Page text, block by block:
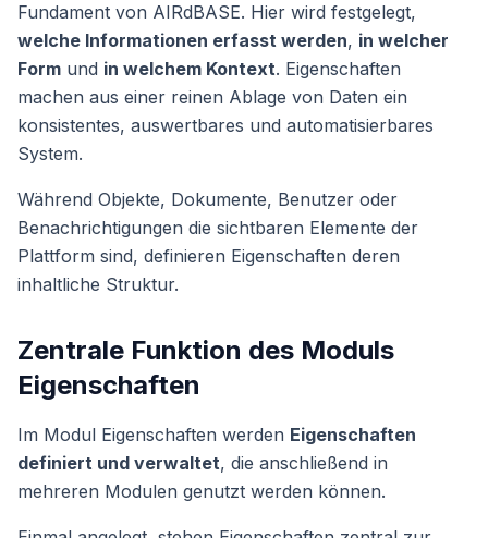
Fundament von AIRdBASE. Hier wird festgelegt,
welche Informationen erfasst werden, in welcher
Form und in welchem Kontext. Eigenschaften
machen aus einer reinen Ablage von Daten ein
konsistentes, auswertbares und automatisierbares
System.
Während Objekte, Dokumente, Benutzer oder
Benachrichtigungen die sichtbaren Elemente der
Plattform sind, definieren Eigenschaften deren
inhaltliche Struktur.
Zentrale Funktion des Moduls
Eigenschaften
Im Modul Eigenschaften werden Eigenschaften
definiert und verwaltet, die anschließend in
mehreren Modulen genutzt werden können.